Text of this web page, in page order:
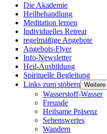
Die Akademie
Heilbehandlung
Meditation lernen
Individuelles Retreat
regelmäßige Angebote
Angebots-Flyer
Info-Newsletter
Heil-Ausbildung
Spirituelle Begleitung
Links zum stöbern
Wasserstoff-Wasser
Freunde
Heilsame Präsenz
Sehenswertes
Wandern